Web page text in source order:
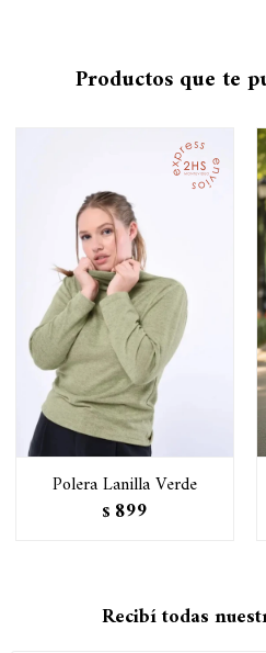
Productos que te
Polera Lanilla Verde
$ 899
Recibí todas